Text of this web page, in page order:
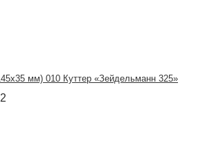
мм) 010 Куттер «Зейдельманн 325»